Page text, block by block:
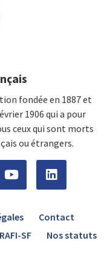
fondée en 1887 et
1906 qui a pour
ceux qui sont morts
ou étrangers.
Contact
RAFI-SF Nos statuts